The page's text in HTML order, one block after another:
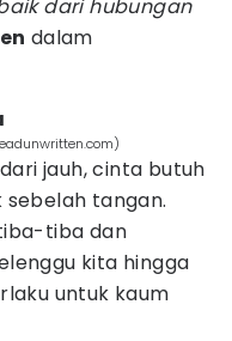
dari hubungan
dalam
jauh, cinta butuh
tangan.
tiba dan
kita hingga
untuk kaum